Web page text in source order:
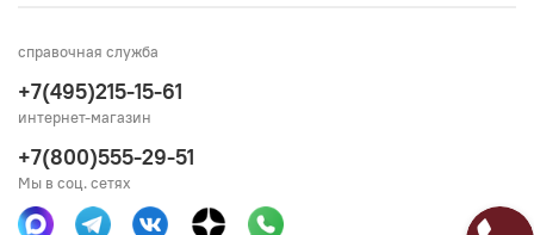
справочная служба
+7(495)215-15-61
интернет-магазин
+7(800)555-29-51
Мы в соц. сетях